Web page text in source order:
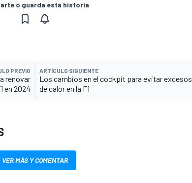
o guarda esta historia
PREVIO
renovar
en 2024
ARTÍCULO SIGUIENTE
Los cambios en el cockpit para evitar excesos
de calor en la F1
VER MÁS Y COMENTAR